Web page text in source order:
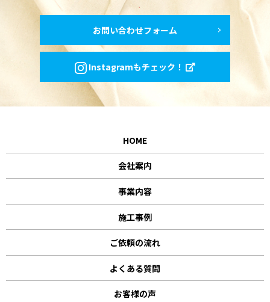
お問い合わせフォーム
Instagramもチェック！
HOME
会社案内
事業内容
施工事例
ご依頼の流れ
よくある質問
お客様の声